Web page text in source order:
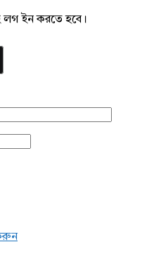
লগ ইন করতে হবে।